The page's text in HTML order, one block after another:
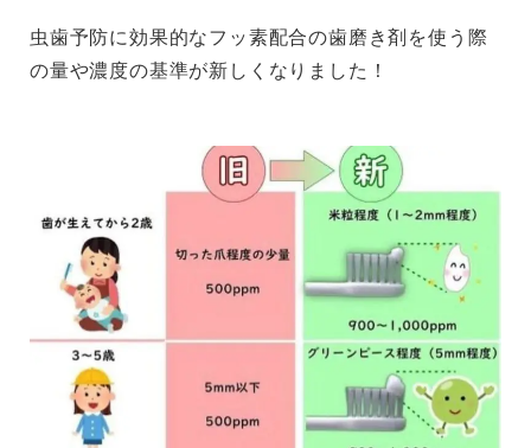
虫歯予防に効果的なフッ素配合の歯磨き剤を使う際
の量や濃度の基準が新しくなりました！